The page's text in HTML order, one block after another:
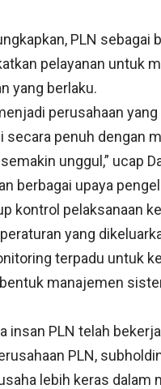
PLN sebagai
pelayanan untuk
yang berlaku.
perusahaan
secara penuh dengan
unggul,” ucap
berbagai upaya
kontrol pelaksanaan
yang
terpadu untuk
manajemen
insan PLN telah
PLN,
lebih keras dalam